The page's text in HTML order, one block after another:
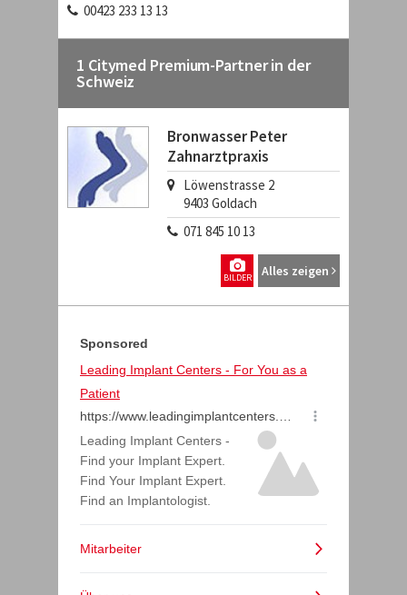
00423 233 13 13
1 Citymed Premium-Partner in der
Schweiz
Bronwasser Peter
Zahnarztpraxis
Löwenstrasse 2
9403 Goldach
071 845 10 13
Alles zeigen
BILDER